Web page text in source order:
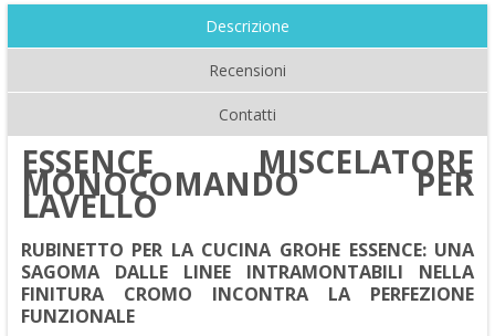
Descrizione
Recensioni
Contatti
ESSENCE MISCELATORE
MONOCOMANDO PER
LAVELLO
RUBINETTO PER LA CUCINA GROHE ESSENCE: UNA
SAGOMA DALLE LINEE INTRAMONTABILI NELLA
FINITURA CROMO INCONTRA LA PERFEZIONE
FUNZIONALE